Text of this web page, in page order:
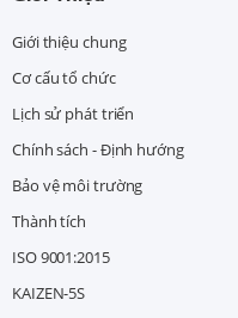
Giới thiệu chung
Cơ cấu tổ chức
Lịch sử phát triển
Chính sách - Định hướng
Bảo vệ môi trường
Thành tích
ISO 9001:2015
KAIZEN-5S